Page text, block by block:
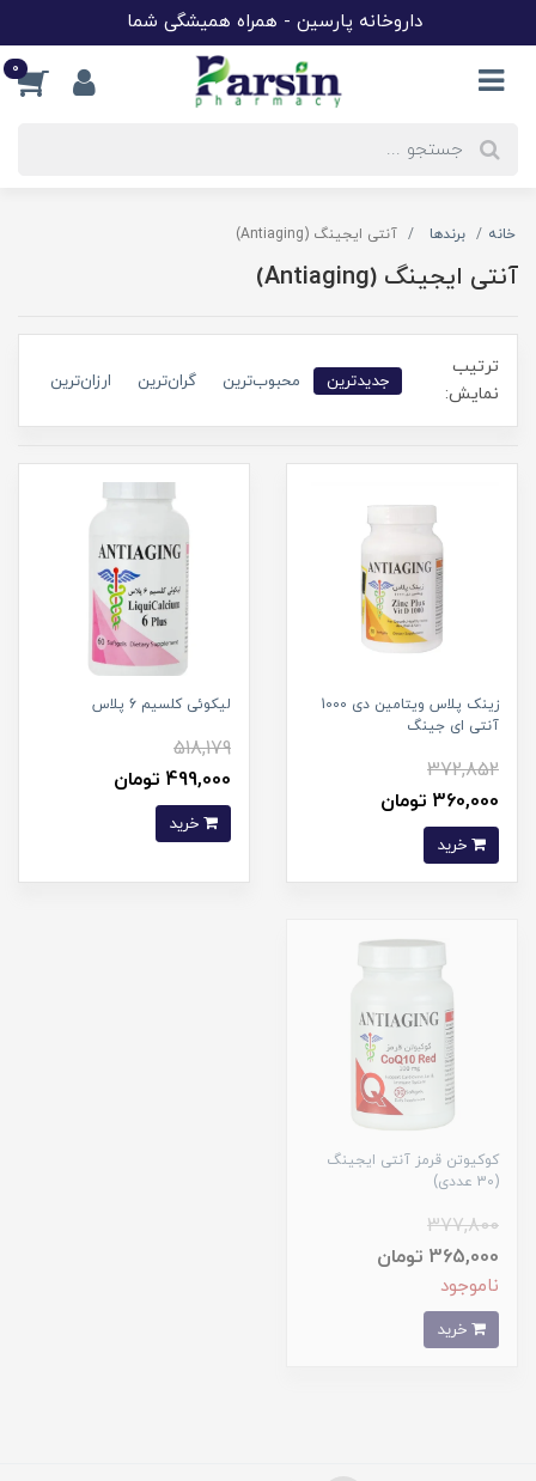
داروخانه پارسین - همراه همیشگی شما
0
خانه برندها آنتی ایجینگ (Antiaging)
آنتی ایجینگ (Antiaging)
ترتیب
نمایش:
جدیدترین محبوب‌ترین گران‌ترین ارزان‌ترین
زینک پلاس ویتامین دی 1000
آنتی ای جینگ
372,852
360,000 تومان
لیکوئی کلسیم 6 پلاس
518,179
499,000 تومان
کوکیوتن قرمز آنتی ایجینگ
(30 عددی)
377,800
365,000 تومان
ناموجود